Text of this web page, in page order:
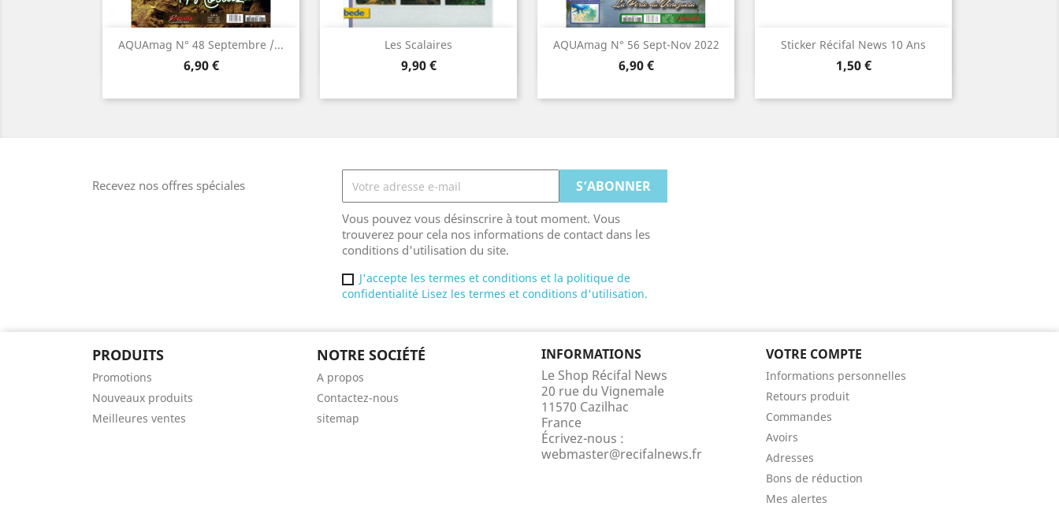
AQUAmag N° 48 Septembre /...
Prix
6,90 €
Aperçu rapide Les Scalaires
Prix
9,90 €
Aperçu rapide AQUAmag N° 56 Sept-Nov 2022
Prix
6,90 €
Aperçu rapide Sticker Récifal News 10 Ans
Prix
1,50 €
 Aperçu rapide
Recevez nos offres spéciales
Vous pouvez vous désinscrire à tout moment. Vous
trouverez pour cela nos informations de contact dans les
conditions d'utilisation du site.
J'accepte les termes et conditions et la politique de
confidentialité Lisez les termes et conditions d'utilisation.
PRODUITS
Promotions
Nouveaux produits
Meilleures ventes
NOTRE SOCIÉTÉ
A propos
Contactez-nous
sitemap
INFORMATIONS
Le Shop Récifal News
20 rue du Vignemale
11570 Cazilhac
France
Écrivez-nous :
webmaster@recifalnews.fr
VOTRE COMPTE
Informations personnelles
Retours produit
Commandes
Avoirs
Adresses
Bons de réduction
Mes alertes